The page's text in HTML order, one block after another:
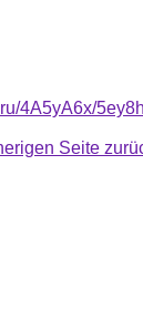
4A5yA6x/
Seite